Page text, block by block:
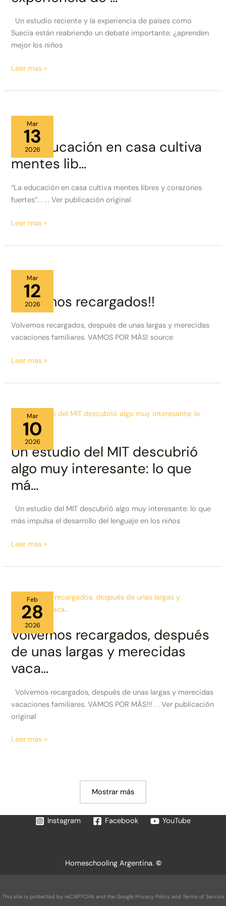
Un estudio reciente y la experiencia de países como
Suecia están reabriendo un debate importante: ¿aprenden
mejor los niños
Un
reciente
la
experiencia
Leer mas »
Mar
13
2026
“La educación en casa cultiva
mentes lib…
“La educación en casa cultiva mentes libres y corazones
fuertes”. . . . Ver publicación original
“La
en
cultiva
mentes
Leer mas »
Mar
12
2026
Volvemos recargados!!
Volvemos recargados, después de unas largas y merecidas
vacaciones familiares. VAMOS POR MÁS! source
Volvemos
Leer mas »
Mar
10
2026
Un estudio del MIT descubrió
algo muy interesante: lo que
má…
Un estudio del MIT descubrió algo muy interesante: lo que
más impulsa el desarrollo del lenguaje en los niños
Un
del
descubrió
algo
muy
interesante:
lo
que
má…
Leer mas »
Feb
28
2026
Volvemos recargados, después
de unas largas y merecidas
vaca…
Volvemos recargados, después de unas largas y merecidas
vacaciones familiares. VAMOS POR MÁS!!! . . Ver publicación
original
Volvemos
merecidas
Leer mas »
Mostrar más
Instagram Facebook YouTube
Homeschooling Argentina. ©
This site is protected by reCAPTCHA and the Google Privacy Policyand Terms of Service